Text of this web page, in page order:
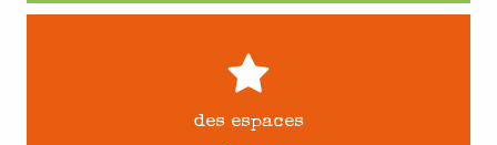
des espaces